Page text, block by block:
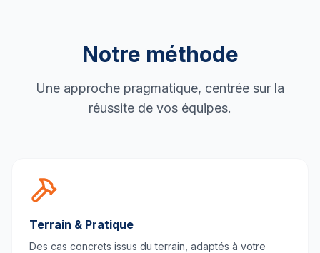
Notre méthode
Une approche pragmatique, centrée sur la
réussite de vos équipes.
Terrain & Pratique
Des cas concrets issus du terrain, adaptés à votre